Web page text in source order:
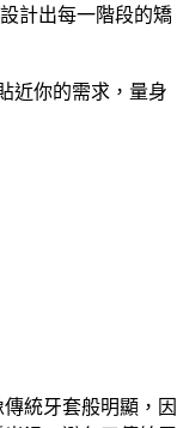
計出每一階段的矯
近你的需求，量身
統牙套般明顯，因